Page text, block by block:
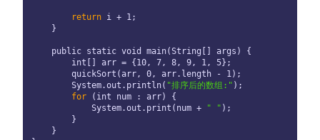
return i + 1;
    }
    public static void main(String[] args) {
        int[] arr = {10, 7, 8, 9, 1, 5};
        quickSort(arr, 0, arr.length - 1);
        System.out.println(
"排序后的数组:" );
for (int num : arr) {
            System.out.print(num +
" " );
        }
    }